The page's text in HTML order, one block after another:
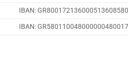
IBAN:
IBAN: